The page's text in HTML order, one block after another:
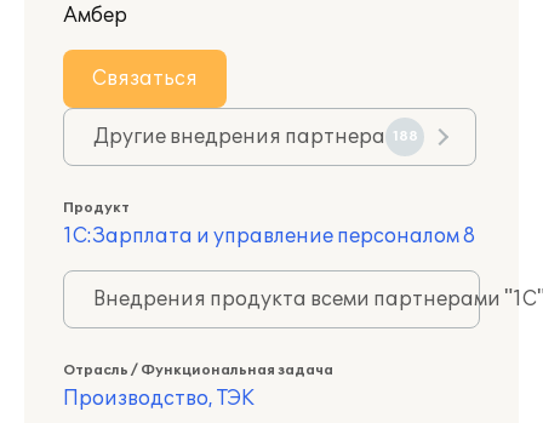
Амбер
Связаться
Другие внедрения партнера 188
Продукт
1С:Зарплата и управление персоналом 8
Внедрения продукта всеми партнерами
Отрасль / Функциональная задача
Производство, ТЭК